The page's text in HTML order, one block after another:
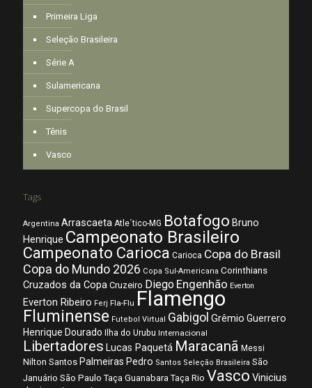
Primeira Liga
Seleção Brasileira
Série A
Sulamericana
Supercopa do Brasil
Tênis
Vasco
Tags
Argentina Arrascaeta Atle´tico-MG Botafogo Bruno
Henrique Campeonato Brasileiro
Campeonato Carioca Carioca Copa do Brasil
Copa do Mundo 2026 Copa Sul-Americana Corinthians
Cruzados da Copa Cruzeiro Diego Engenhão Everton
Everton Ribeiro Ferj Fla-Flu Flamengo
Fluminense Futebol Virtual Gabigol Grêmio Guerrero
Henrique Dourado Ilha do Urubu Internacional
Libertadores Lucas Paquetá Maracanã Messi
Nilton Santos Palmeiras Pedro Santos Seleção Brasileira São
Januário São Paulo Taça Guanabara Taça Rio Vasco Vinicius